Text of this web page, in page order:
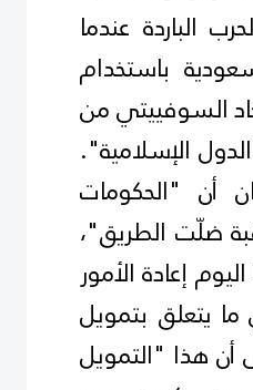
الباردة عندما
باستخدام
السوفييتي من
الإسلامية".
أن "الحكومات
ضلّت الطريق"،
إعادة الأمور
يتعلق بتمويل
أن هذا "التمويل